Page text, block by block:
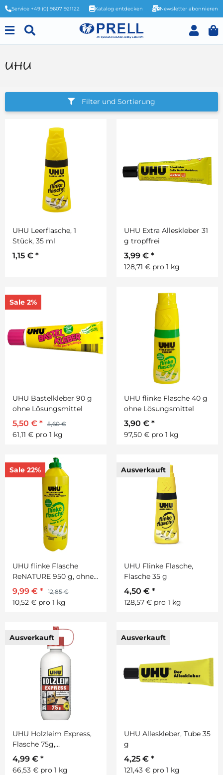
Service +49 (0) 9607 921122 Katalog entdecken Newsletter abonnieren
UHU
Filter und Sortierung
UHU Leerflasche, 1
Stück, 35 ml
1,15 € *
UHU Extra Alleskleber 31
g tropffrei
3,99 € *
128,71 € pro 1 kg
Sale 2%
UHU Bastelkleber 90 g
ohne Lösungsmittel
5,50 € * 5,60 €
61,11 € pro 1 kg
UHU flinke Flasche 40 g
ohne Lösungsmittel
3,90 € *
97,50 € pro 1 kg
Sale 22%
UHU flinke Flasche
ReNATURE 950 g, ohne
Lösungsmittel
9,99 € * 12,85 €
10,52 € pro 1 kg
Ausverkauft
UHU Flinke Flasche,
Flasche 35 g
4,50 € *
128,57 € pro 1 kg
Ausverkauft
UHU Holzleim Express,
Flasche 75g,
lösungsmittelfrei
4,99 € *
66,53 € pro 1 kg
Ausverkauft
UHU Alleskleber, Tube 35
g
4,25 € *
121,43 € pro 1 kg